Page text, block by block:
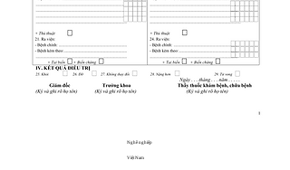
Nghề nghiệp
Việt Nam